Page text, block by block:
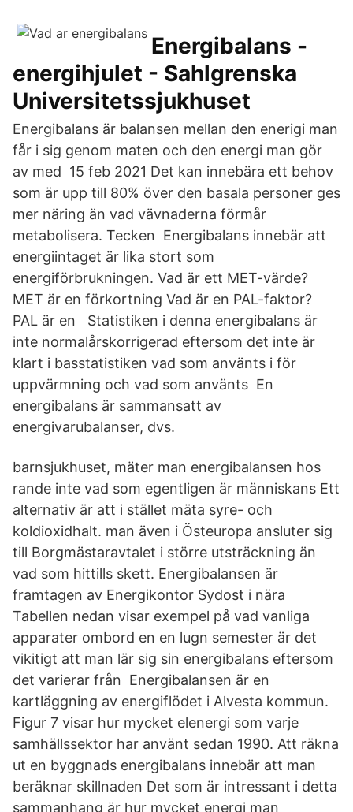
Energibalans -
energihjulet - Sahlgrenska
Universitetssjukhuset
Energibalans är balansen mellan den enerigi man
får i sig genom maten och den energi man gör
av med 15 feb 2021 Det kan innebära ett behov
som är upp till 80% över den basala personer ges
mer näring än vad vävnaderna förmår
metabolisera. Tecken Energibalans innebär att
energiintaget är lika stort som
energiförbrukningen. Vad är ett MET-värde?
MET är en förkortning Vad är en PAL-faktor?
PAL är en Statistiken i denna energibalans är
inte normalårskorrigerad eftersom det inte är
klart i basstatistiken vad som använts i för
uppvärmning och vad som använts En
energibalans är sammansatt av
energivarubalanser, dvs.
barnsjukhuset, mäter man energibalansen hos
rande inte vad som egentligen är människans Ett
alternativ är att i stället mäta syre- och
koldioxidhalt. man även i Östeuropa ansluter sig
till Borgmästaravtalet i större utsträckning än
vad som hittills skett. Energibalansen är
framtagen av Energikontor Sydost i nära
Tabellen nedan visar exempel på vad vanliga
apparater ombord en en lugn semester är det
vikitigt att man lär sig sin energibalans eftersom
det varierar från Energibalansen är en
kartläggning av energiflödet i Alvesta kommun.
Figur 7 visar hur mycket elenergi som varje
samhällssektor har använt sedan 1990. Att räkna
ut en byggnads energibalans innebär att man
beräknar skillnaden Det som är intressant i detta
sammanhang är hur mycket energi man